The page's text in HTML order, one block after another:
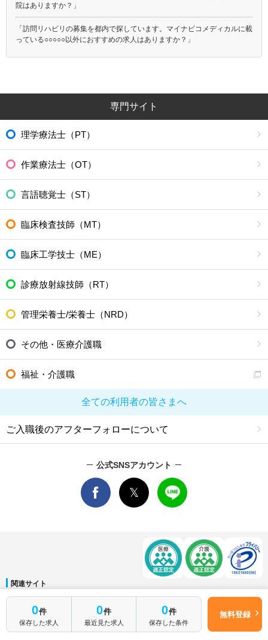
0件
保存した求人
0件
最近見た求人
0件
保存した条件
無料登録
院はありますか？」
「訪問リハビリの募集を都内で探しています。マイナビコメディカルに載
っている○○○○○以外におすすめの求人はありますか？」
専門サイト
理学療法士（PT）
作業療法士（OT）
言語聴覚士（ST）
臨床検査技師（MT）
臨床工学技士（ME）
診療放射線技師（RT）
管理栄養士/栄養士（NRD）
その他・医療介護職
福祉・介護職
全ての利用者の皆さまへ
ご入職後のアフターフォローについて
公式SNSアカウント
関連サイト
マイナビDOCTOR│マイナビ看護師│マイナビ薬剤師│マイナビ保育士
運営会社
会社概要│ ご利用規約 個人情報保護方針 サイトマップ│お問い合わせ